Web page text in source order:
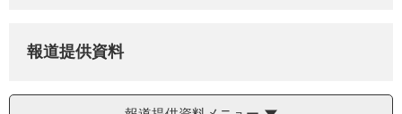
報道提供資料